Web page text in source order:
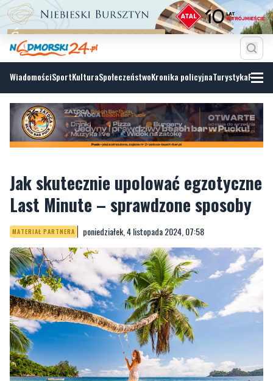
WiadomościSportKulturaSpołeczeństwoKronika policyjnaTurystyka
Jak skutecznie upolować egzotyczne
Last Minute – sprawdzone sposoby
MATERIAŁ PARTNERA poniedziałek, 4 listopada 2024, 07:58